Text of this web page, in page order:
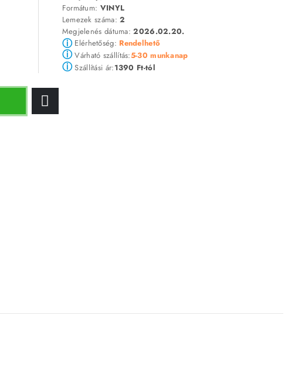
Formátum: VINYL
Lemezek száma:2
Megjelenés dátuma:2026.02.20.
ⓘElérhetőség: Rendelhető
ⓘVárható szállítás:5-30 munkanap
ⓘSzállítási ár:1390 Ft-tól